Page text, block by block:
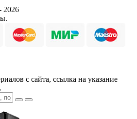
2026
с сайта, ссылка на указание